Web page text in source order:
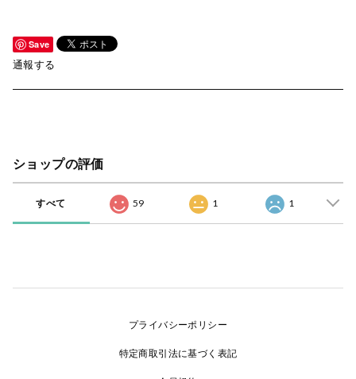
Save
通報する
ショップの評価
すべて 59 1 1
プライバシーポリシー
特定商取引法に基づく表記